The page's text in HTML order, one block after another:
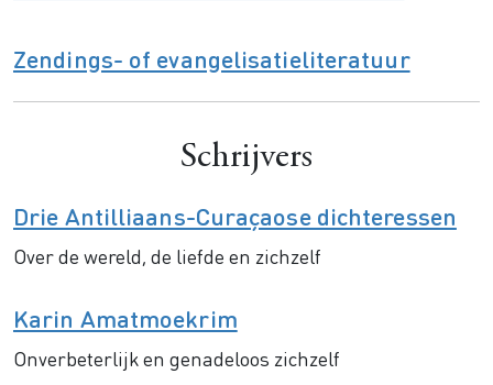
Zendings- of evangelisatieliteratuur
Schrijvers
Drie Antilliaans-Curaçaose dichteressen
Over de wereld, de liefde en zichzelf
Karin Amatmoekrim
Onverbeterlijk en genadeloos zichzelf